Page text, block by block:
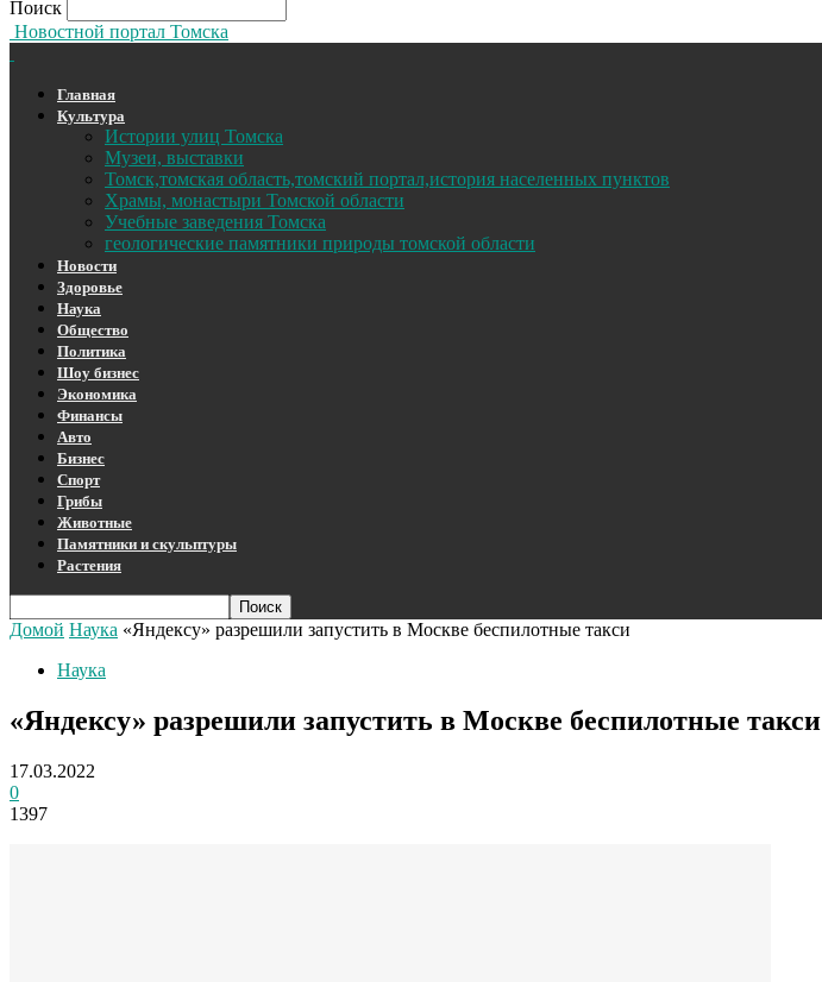
Поиск
Новостной портал Томска
Главная
Культура
Истории улиц Томска
Музеи, выставки
Томск,томская область,томский портал,история населенных пунктов
Храмы, монастыри Томской области
Учебные заведения Томска
геологические памятники природы томской области
Новости
Здоровье
Наука
Общество
Политика
Шоу бизнес
Экономика
Финансы
Авто
Бизнес
Спорт
Грибы
Животные
Памятники и скульптуры
Растения
Домой Наука «Яндексу» разрешили запустить в Москве беспилотные такси
Наука
«Яндексу» разрешили запустить в Москве беспилотные такси
17.03.2022
0
1397